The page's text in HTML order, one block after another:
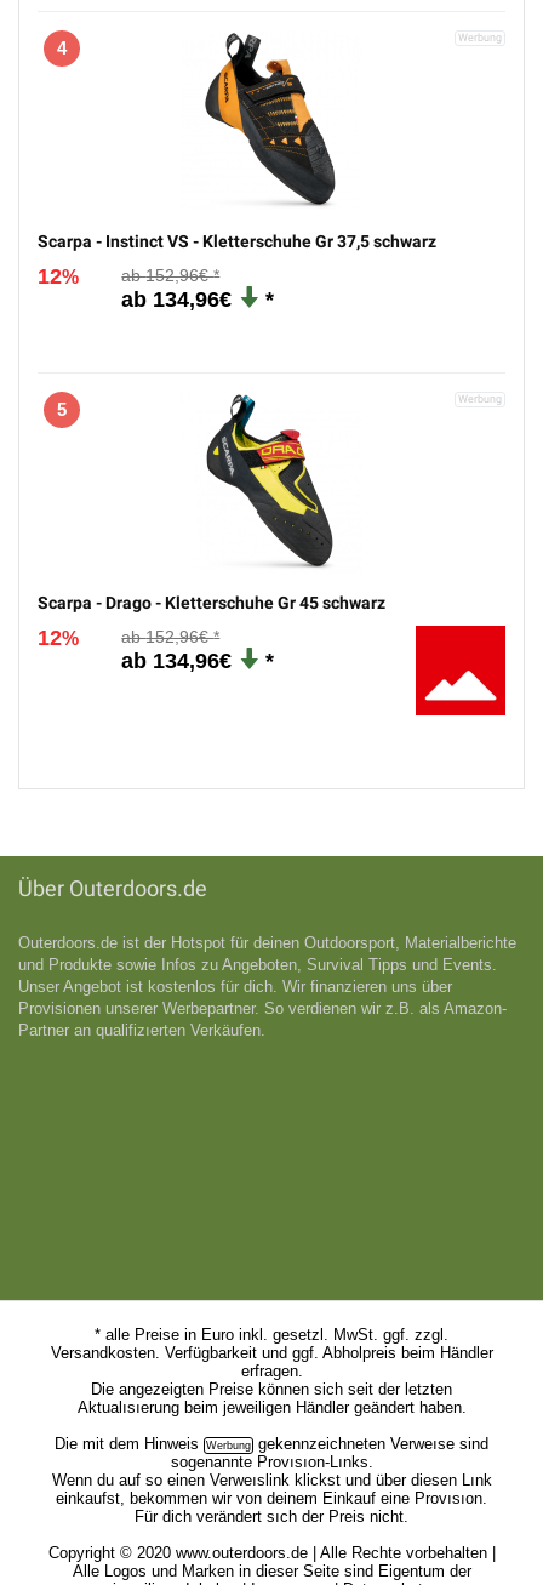
4
Scarpa - Instinct VS - Kletterschuhe Gr 37,5 schwarz
12% 152,96€
134,96€
5
Scarpa - Drago - Kletterschuhe Gr 45 schwarz
12% 152,96€
134,96€
Über Outerdoors.de
Outerdoors.de ist der Hotspot für deinen Outdoorsport, Materialberichte
und Produkte sowie Infos zu Angeboten, Survival Tipps und Events.
Unser Angebot ist kostenlos für dich. Wir finanzieren uns über
Provisionen unserer Werbepartner. So verdienen wir z.B. als Amazon-
Partner an qualifizıerten Verkäufen.
* alle Preise in Euro inkl. gesetzl. MwSt. ggf. zzgl.
Versandkosten. Verfügbarkeit und ggf. Abholpreis beim Händler
erfragen.
Die angezeigten Preise können sich seit der letzten
Aktualısıerung beim jeweiligen Händler geändert haben.
Die mit dem Hinweis
gekennzeichneten Verweıse sind
sogenannte Provısıon-Lınks.
Wenn du auf so einen Verweıslink klickst und über diesen Lınk
einkaufst, bekommen wir von deinem Einkauf eine Provısıon.
Für dich verändert sıch der Preis nicht.
Copyright © 2020 www.outerdoors.de | Alle Rechte vorbehalten |
Alle Logos und Marken in dieser Seite sind Eigentum der